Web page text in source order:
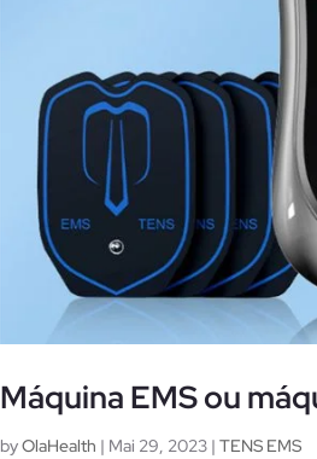
Máquina EMS ou
byOlaHealth | Mai 29, 2023 |TENS EMS